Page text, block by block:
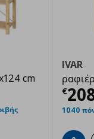
cm
τιμή €
IVAR
€
1040